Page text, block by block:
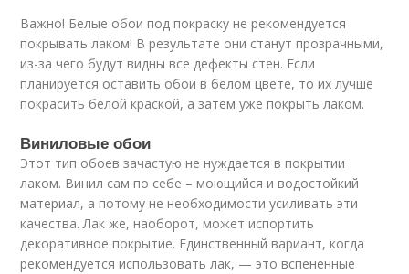
Важно! Белые обои под покраску не рекомендуется
покрывать лаком! В результате они станут прозрачными,
из-за чего будут видны все дефекты стен. Если
планируется оставить обои в белом цвете, то их лучше
покрасить белой краской, а затем уже покрыть лаком.
Виниловые обои
Этот тип обоев зачастую не нуждается в покрытии
лаком. Винил сам по себе – моющийся и водостойкий
материал, а потому не необходимости усиливать эти
качества. Лак же, наоборот, может испортить
декоративное покрытие. Единственный вариант, когда
рекомендуется использовать лак, — это вспененные